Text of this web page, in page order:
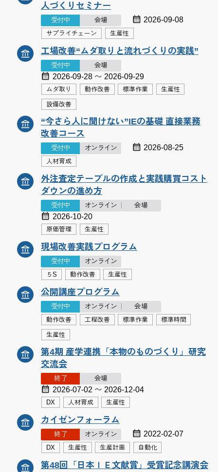
人づくりセミナー
受付中 会場 2026-09-08
サプライチェーン 生産性
工場改善“ムダ取りと流れづくりの実践”
受付中 会場
2026-09-28 〜 2026-09-29
ムダ取り 動作改善 標準作業 生産性
設備改善
“今さら人に聞けない”IEの基礎 直接業務
改善コース
受付中 オンライン 2026-08-25
人材育成
外注査定テーブルの作成と実践購買コスト
ダウンの進め方
受付中 オンライン 会場
2026-10-20
原価管理 生産性
現場改善実践プログラム
受付中
オンライン
５S
動作改善 生産性
公開講座プログラム
受付中 オンライン
会場
動作改善
工程改善 標準作業 標準時間
生産性
第4期 産学連携「本物のものづくり」研究
交流会
終了 会場
2026-07-02 〜 2026-12-04
DX 人材育成 生産性
カイゼンフォーラム
終了 オンライン 2022-02-07
DX 生産性 生産計画 自動化
第48回「日本ＩＥ文献賞」受賞記念講演会